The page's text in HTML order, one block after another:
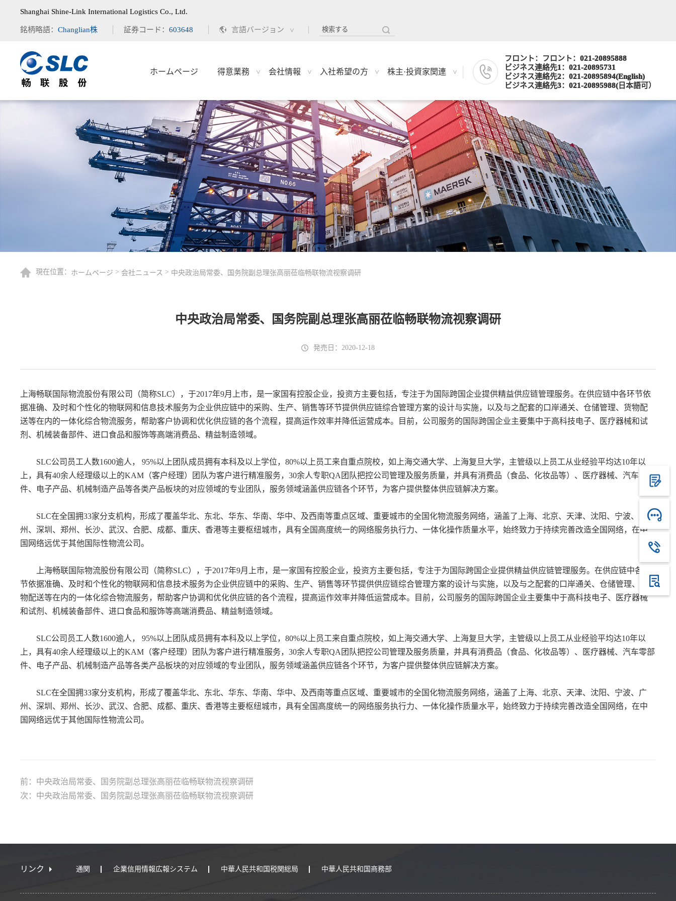
Shanghai Shine-Link International Logistics Co., Ltd.
銘柄略語：Changlian株 証券コード：603648 言語バージョン
ホームページ 得意業務 会社情報 入社希望の方 株主·投資家関連
フロント：フロント：021-20895888
ビジネス連絡先1：021-20895731
ビジネス連絡先2：021-20895894(English)
ビジネス連絡先3：021-20895988(日本語可）
現在位置： ホームページ > 会社ニュース > 中央政治局常委、国务院副总理张高丽莅临畅联物流视察调研
中央政治局常委、国务院副总理张高丽莅临畅联物流视察调研
発売日：2020-12-18
上海畅联国际物流股份有限公司（简称SLC），于2017年9月上市，是一家国有控股企业，投资方主要包括，专注于为国际跨国企业提供精益供应链管理服务。在供应链中各环节依
据准确、及时和个性化的物联网和信息技术服务为企业供应链中的采购、生产、销售等环节提供供应链综合管理方案的设计与实施，以及与之配套的口岸通关、仓储管理、货物配
送等在内的一体化综合物流服务，帮助客户协调和优化供应链的各个流程，提高运作效率并降低运营成本。目前，公司服务的国际跨国企业主要集中于高科技电子、医疗器械和试
剂、机械装备部件、进口食品和服饰等高端消费品、精益制造领域。
SLC公司员工人数1600逾人， 95%以上团队成员拥有本科及以上学位，80%以上员工来自重点院校，如上海交通大学、上海复旦大学，主管级以上员工从业经验平均达10年以
上，具有40余人经理级以上的KAM（客户经理）团队为客户进行精准服务，30余人专职QA团队把控公司管理及服务质量，并具有消费品（食品、化妆品等）、医疗器械、汽车零部
件、电子产品、机械制造产品等各类产品板块的对应领域的专业团队，服务领域涵盖供应链各个环节，为客户提供整体供应链解决方案。
SLC在全国拥33家分支机构，形成了覆盖华北、东北、华东、华南、华中、及西南等重点区域、重要城市的全国化物流服务网络，涵盖了上海、北京、天津、沈阳、宁波、广
州、深圳、郑州、长沙、武汉、合肥、成都、重庆、香港等主要枢纽城市，具有全国高度统一的网络服务执行力、一体化操作质量水平，始终致力于持续完善改造全国网络，在中
国网络远优于其他国际性物流公司。
上海畅联国际物流股份有限公司（简称SLC），于2017年9月上市，是一家国有控股企业，投资方主要包括，专注于为国际跨国企业提供精益供应链管理服务。在供应链中各环
节依据准确、及时和个性化的物联网和信息技术服务为企业供应链中的采购、生产、销售等环节提供供应链综合管理方案的设计与实施，以及与之配套的口岸通关、仓储管理、货
物配送等在内的一体化综合物流服务，帮助客户协调和优化供应链的各个流程，提高运作效率并降低运营成本。目前，公司服务的国际跨国企业主要集中于高科技电子、医疗器械
和试剂、机械装备部件、进口食品和服饰等高端消费品、精益制造领域。
SLC公司员工人数1600逾人， 95%以上团队成员拥有本科及以上学位，80%以上员工来自重点院校，如上海交通大学、上海复旦大学，主管级以上员工从业经验平均达10年以
上，具有40余人经理级以上的KAM（客户经理）团队为客户进行精准服务，30余人专职QA团队把控公司管理及服务质量，并具有消费品（食品、化妆品等）、医疗器械、汽车零部
件、电子产品、机械制造产品等各类产品板块的对应领域的专业团队，服务领域涵盖供应链各个环节，为客户提供整体供应链解决方案。
SLC在全国拥33家分支机构，形成了覆盖华北、东北、华东、华南、华中、及西南等重点区域、重要城市的全国化物流服务网络，涵盖了上海、北京、天津、沈阳、宁波、广
州、深圳、郑州、长沙、武汉、合肥、成都、重庆、香港等主要枢纽城市，具有全国高度统一的网络服务执行力、一体化操作质量水平，始终致力于持续完善改造全国网络，在中
国网络远优于其他国际性物流公司。
前：中央政治局常委、国务院副总理张高丽莅临畅联物流视察调研
次：中央政治局常委、国务院副总理张高丽莅临畅联物流视察调研
リンク 通関 企業信用情報広報システム 中華人民共和国税関総局 中華人民共和国商務部